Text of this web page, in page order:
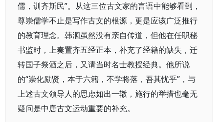
儒，训齐斯民”。从这三位古文家的言语中能够看到，
尊崇儒学不止是写作古文的根源，更是应该广泛推行
的教育理念。韩洄虽然没有亲自传道，但他在任职秘
书监时，上奏置齐五经正本，补充了经籍的缺失，迁
转国子祭酒之后，又请当时名士教授经典。他所说
的“崇化励贤，本于六籍，不学将落，吾其忧乎”，与
上述古文领导人的思虑如出一辙，施行的举措也毫无
疑问是中唐古文运动重要的补充。